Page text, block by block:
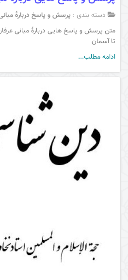
دسته بندی : پرسش و پاسخ دربارۀ
متن پرسش و پاسخ هایی دربارۀ مبانی
تا آسمان
ادامه مطلب...